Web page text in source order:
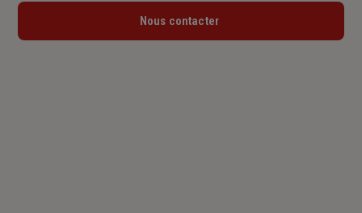
Lundi : 09h – 12h30 / 13h30 – 17h30
Nous contacter